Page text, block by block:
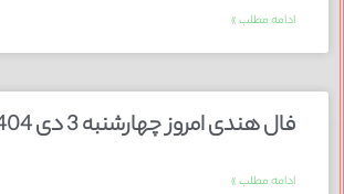
ادامه مطلب »
فال هندی امروز چهارشنبه 3 دی 1404
ادامه مطلب »